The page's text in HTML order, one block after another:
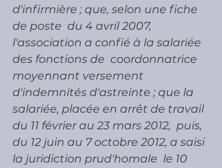
d'infirmière ; que, selon une fiche
de poste  du 4 avril 2007,
l'association a confié à la salariée
des fonctions de  coordonnatrice
moyennant versement
d'indemnités d'astreinte ; que la
salariée, placée en arrêt de travail
du 11 février au 23 mars 2012,  puis,
du 12 juin au 7 octobre 2012, a saisi
la juridiction prud'homale  le 10